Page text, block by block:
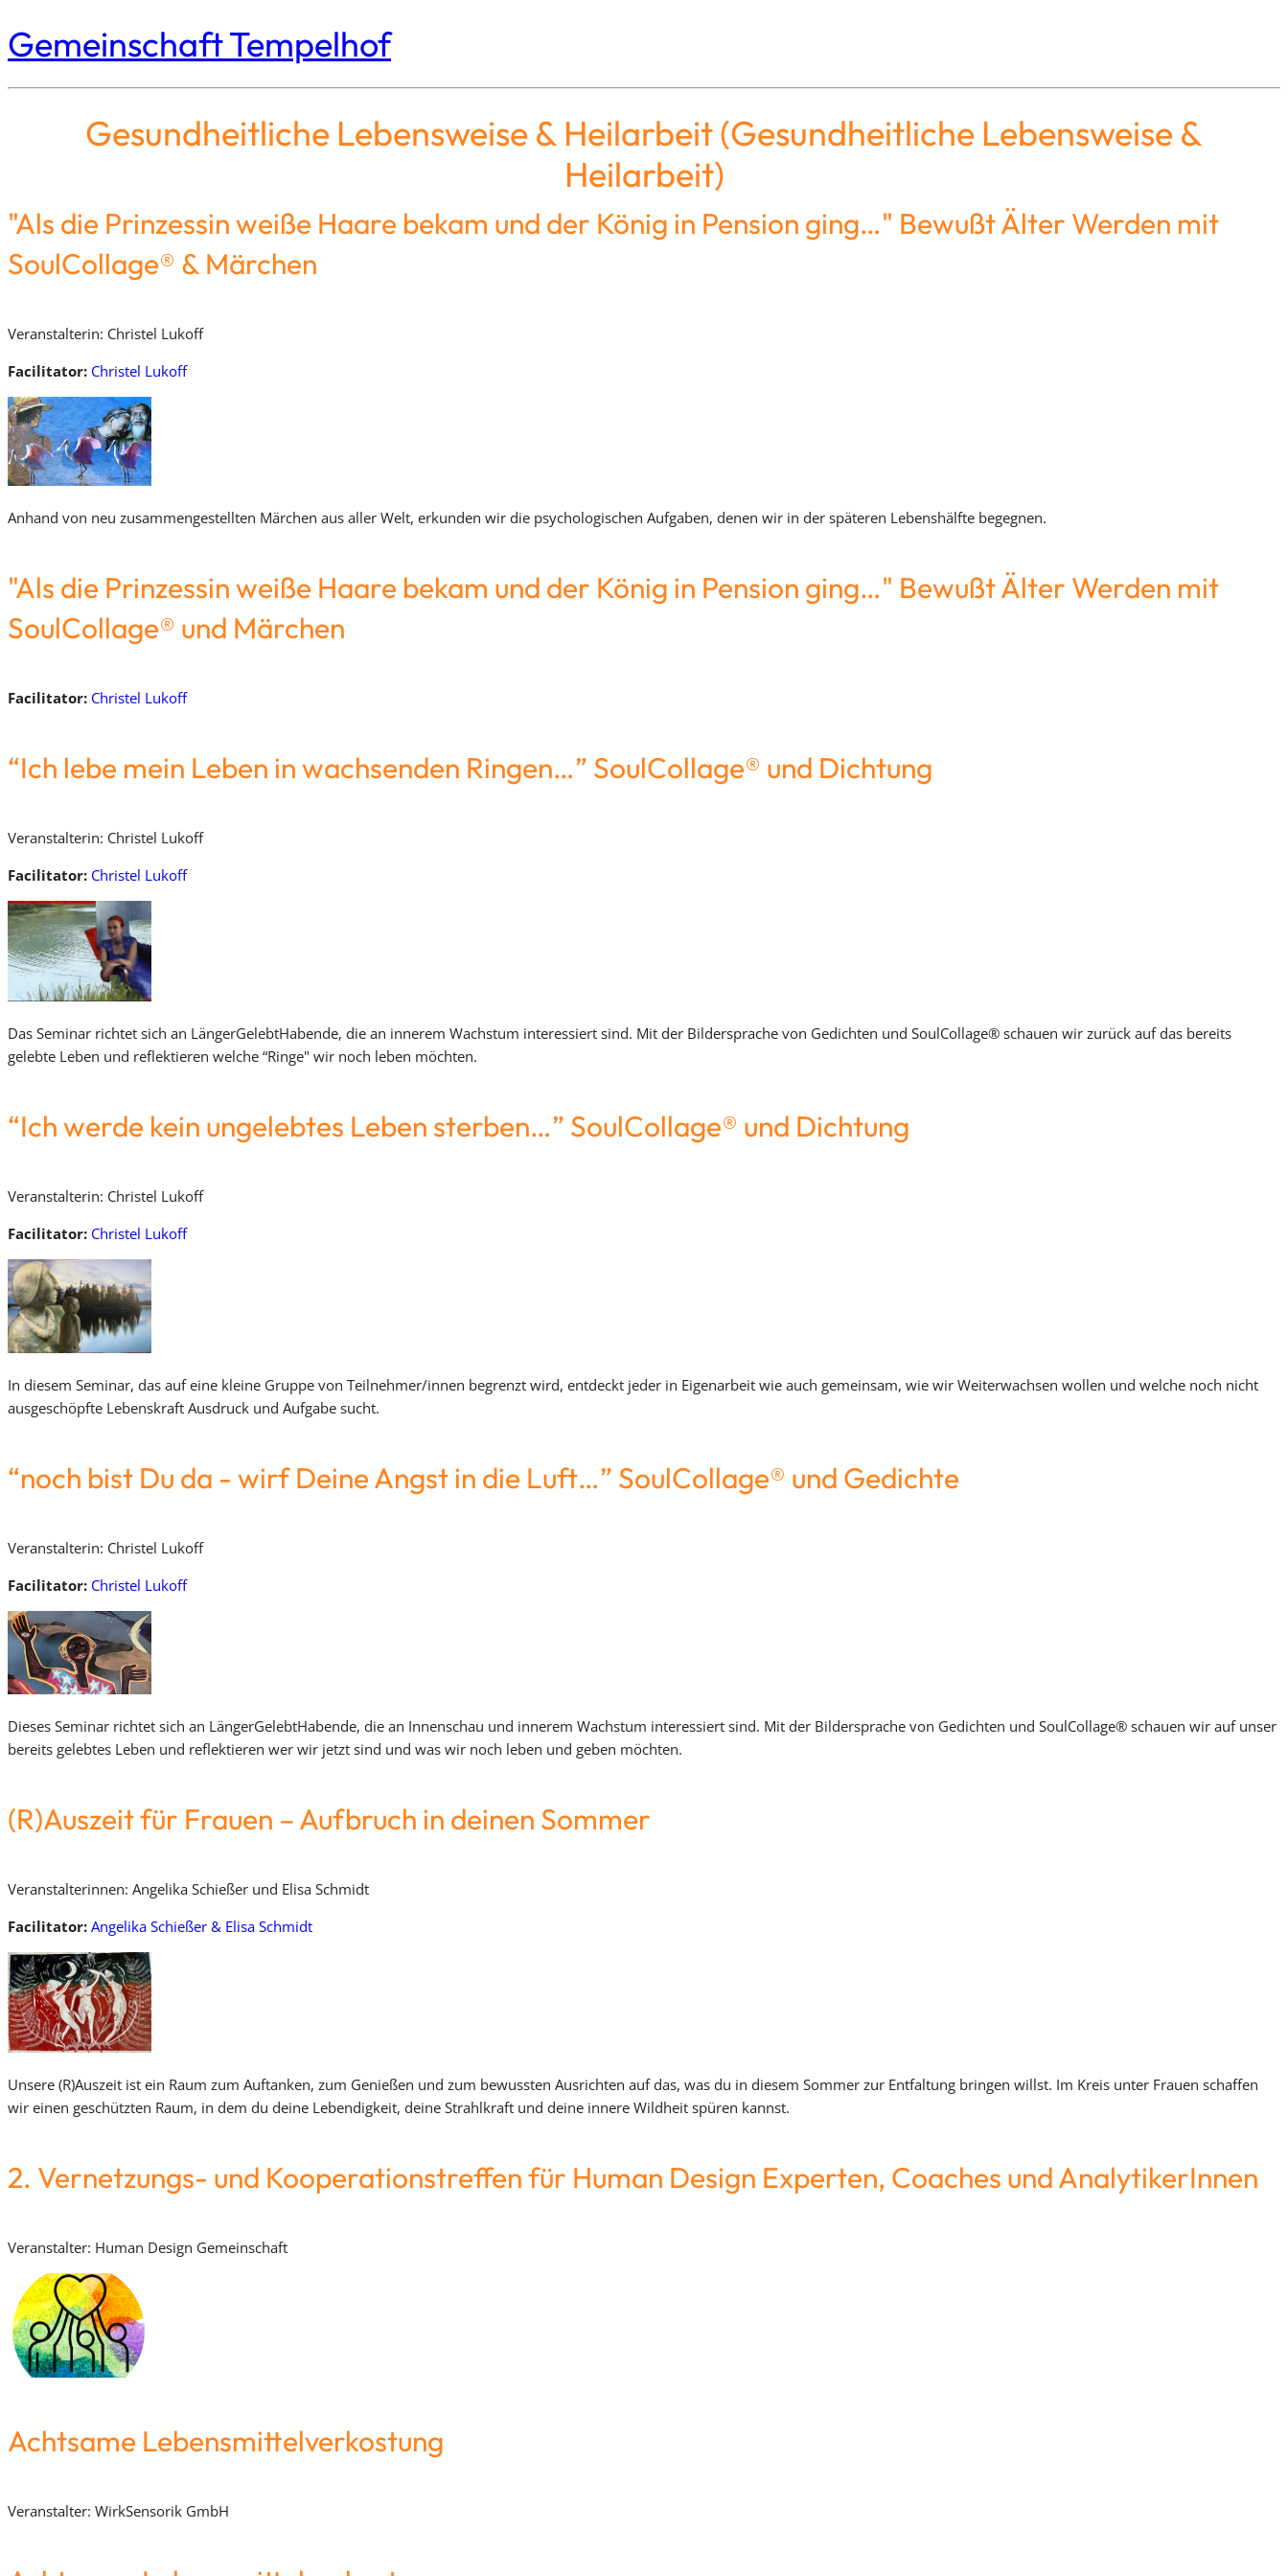
Gemeinschaft Tempelhof
Gesundheitliche Lebensweise & Heilarbeit (Gesundheitliche Lebensweise &
Heilarbeit)
"Als die Prinzessin weiße Haare bekam und der König in Pension ging…" Bewußt Älter Werden mit
SoulCollage® & Märchen
Veranstalterin: Christel Lukoff
Facilitator: Christel Lukoff
Anhand von neu zusammengestellten Märchen aus aller Welt, erkunden wir die psychologischen Aufgaben, denen wir in der späteren Lebenshälfte begegnen.
"Als die Prinzessin weiße Haare bekam und der König in Pension ging…" Bewußt Älter Werden mit
SoulCollage® und Märchen
Facilitator: Christel Lukoff
“Ich lebe mein Leben in wachsenden Ringen…” SoulCollage® und Dichtung
Veranstalterin: Christel Lukoff
Facilitator: Christel Lukoff
Das Seminar richtet sich an LängerGelebtHabende, die an innerem Wachstum interessiert sind. Mit der Bildersprache von Gedichten und SoulCollage® schauen wir zurück auf das bereits
gelebte Leben und reflektieren welche “Ringe" wir noch leben möchten.
“Ich werde kein ungelebtes Leben sterben…” SoulCollage® und Dichtung
Veranstalterin: Christel Lukoff
Facilitator: Christel Lukoff
In diesem Seminar, das auf eine kleine Gruppe von Teilnehmer/innen begrenzt wird, entdeckt jeder in Eigenarbeit wie auch gemeinsam, wie wir Weiterwachsen wollen und welche noch nicht
ausgeschöpfte Lebenskraft Ausdruck und Aufgabe sucht.
“noch bist Du da - wirf Deine Angst in die Luft…” SoulCollage® und Gedichte
Veranstalterin: Christel Lukoff
Facilitator: Christel Lukoff
Dieses Seminar richtet sich an LängerGelebtHabende, die an Innenschau und innerem Wachstum interessiert sind. Mit der Bildersprache von Gedichten und SoulCollage® schauen wir auf unser
bereits gelebtes Leben und reflektieren wer wir jetzt sind und was wir noch leben und geben möchten.
(R)Auszeit für Frauen – Aufbruch in deinen Sommer
Veranstalterinnen: Angelika Schießer und Elisa Schmidt
Facilitator: Angelika Schießer & Elisa Schmidt
Unsere (R)Auszeit ist ein Raum zum Auftanken, zum Genießen und zum bewussten Ausrichten auf das, was du in diesem Sommer zur Entfaltung bringen willst. Im Kreis unter Frauen schaffen
wir einen geschützten Raum, in dem du deine Lebendigkeit, deine Strahlkraft und deine innere Wildheit spüren kannst.
2. Vernetzungs- und Kooperationstreffen für Human Design Experten, Coaches und AnalytikerInnen
Veranstalter: Human Design Gemeinschaft
Achtsame Lebensmittelverkostung
Veranstalter: WirkSensorik GmbH